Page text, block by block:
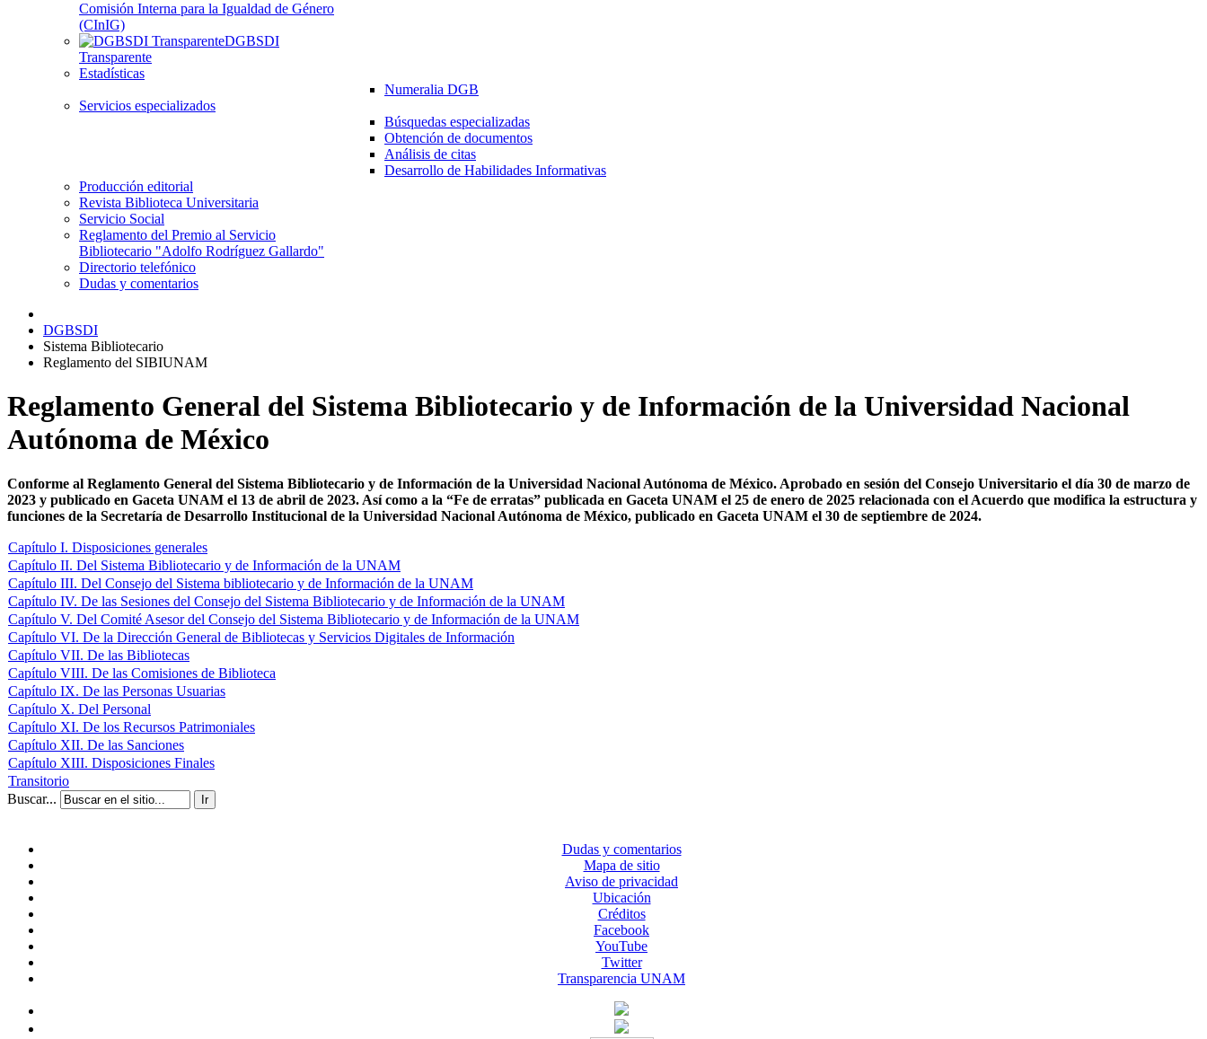
Comisión Interna para la Igualdad de Género
(CInIG)
DGBSDI
Transparente
Estadísticas
Numeralia DGB
Servicios especializados
Búsquedas especializadas
Obtención de documentos
Análisis de citas
Desarrollo de Habilidades Informativas
Producción editorial
Revista Biblioteca Universitaria
Servicio Social
Reglamento del Premio al Servicio
Bibliotecario "Adolfo Rodríguez Gallardo"
Directorio telefónico
Dudas y comentarios
DGBSDI
Sistema Bibliotecario
Reglamento del SIBIUNAM
Reglamento General del Sistema Bibliotecario y de Información de la Universidad Nacional
Autónoma de México
Conforme al Reglamento General del Sistema Bibliotecario y de Información de la Universidad Nacional Autónoma de México. Aprobado en sesión del Consejo Universitario el día 30 de marzo de
2023 y publicado en Gaceta UNAM el 13 de abril de 2023. Así como a la “Fe de erratas” publicada en Gaceta UNAM el 25 de enero de 2025 relacionada con el Acuerdo que modifica la estructura y
funciones de la Secretaría de Desarrollo Institucional de la Universidad Nacional Autónoma de México, publicado en Gaceta UNAM el 30 de septiembre de 2024.
Capítulo I. Disposiciones generales
Capítulo II. Del Sistema Bibliotecario y de Información de la UNAM
Capítulo III. Del Consejo del Sistema bibliotecario y de Información de la UNAM
Capítulo IV. De las Sesiones del Consejo del Sistema Bibliotecario y de Información de la UNAM
Capítulo V. Del Comité Asesor del Consejo del Sistema Bibliotecario y de Información de la UNAM
Capítulo VI. De la Dirección General de Bibliotecas y Servicios Digitales de Información
Capítulo VII. De las Bibliotecas
Capítulo VIII. De las Comisiones de Biblioteca
Capítulo IX. De las Personas Usuarias
Capítulo X. Del Personal
Capítulo XI. De los Recursos Patrimoniales
Capítulo XII. De las Sanciones
Capítulo XIII. Disposiciones Finales
Transitorio
Buscar...
Ir
Dudas y comentarios
Mapa de sitio
Aviso de privacidad
Ubicación
Créditos
Facebook
YouTube
Twitter
Transparencia UNAM